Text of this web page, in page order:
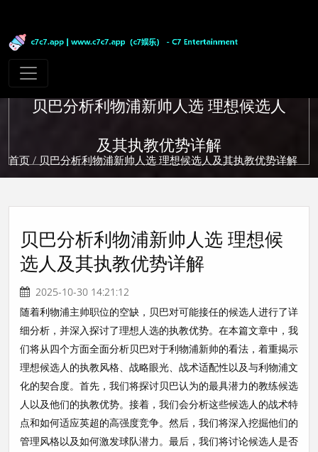
贝巴分析利物浦新帅人选 理想候选人
及其执教优势详解
首页 / 贝巴分析利物浦新帅人选 理想候选人及其执教优势详解
贝巴分析利物浦新帅人选 理想候
选人及其执教优势详解
2025-10-30 14:21:12
随着利物浦主帅职位的空缺，贝巴对可能接任的候选人进行了详
细分析，并深入探讨了理想人选的执教优势。在本篇文章中，我
们将从四个方面全面分析贝巴对于利物浦新帅的看法，着重揭示
理想候选人的执教风格、战略眼光、战术适配性以及与利物浦文
化的契合度。首先，我们将探讨贝巴认为的最具潜力的教练候选
人以及他们的执教优势。接着，我们会分析这些候选人的战术特
点和如何适应英超的高强度竞争。然后，我们将深入挖掘他们的
管理风格以及如何激发球队潜力。最后，我们将讨论候选人是否